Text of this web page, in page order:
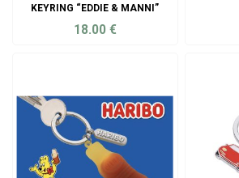
KEYRING “EDDIE & MANNI”
18.00 €